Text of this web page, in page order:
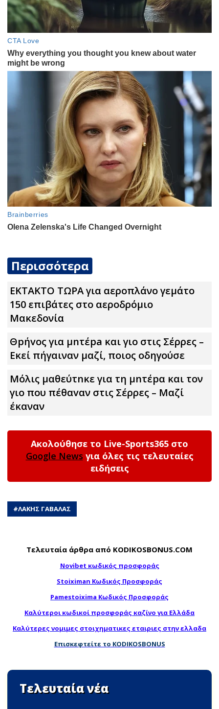
Περισσότερα
ΕΚΤΑΚΤΟ ΤΩΡΑ για αεροπλάνο γεμάτο
150 επιβάτες στο αεροδρόμιο
Μακεδονία
Θpήvος για μnτέpa και γιο στις Σέρρες –
Εκεί πήγαιναν μαζί, ποιος οδηγούσε
Μόλις μαθεύτnκε για τη μnτέpα και τον
γιo που πέθαvαν στις Σέρρες – Μαζί
έκαναν
Ακολούθησε το Live-Sports365 στο
Google News για όλες τις τελευταίες
ειδήσεις
#ΛΑΚΗΣ ΓΑΒΑΛΑΣ
Τελευταία άρθρα από KODIKOSBONUS.COM
Novibet κωδικός προσφοράς
Stoiximan Κωδικός Προσφοράς
Pamestoixima Κωδικός Προσφοράς
Καλύτεροι κωδικοί προσφοράς καζίνο για Ελλάδα
Καλύτερες νομιμες στοιχηματικες εταιριες στην ελλαδα
Επισκεφτείτε το KODIKOSBONUS
Τελευταία νέα